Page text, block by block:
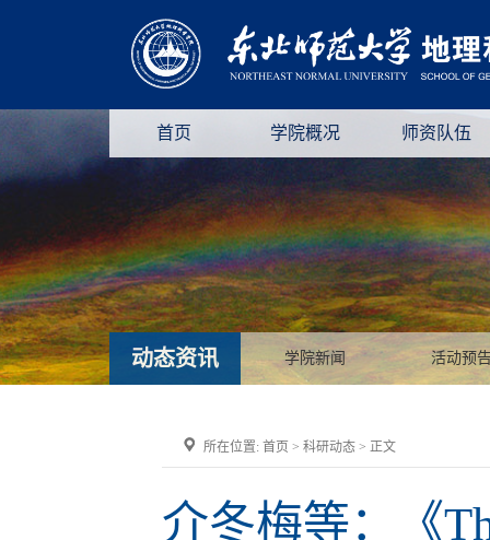
首页 学院概况 师资队伍
动态资讯 学院新闻 活动预
所在位置: 首页 > 科研动态 > 正文
介冬梅等：《